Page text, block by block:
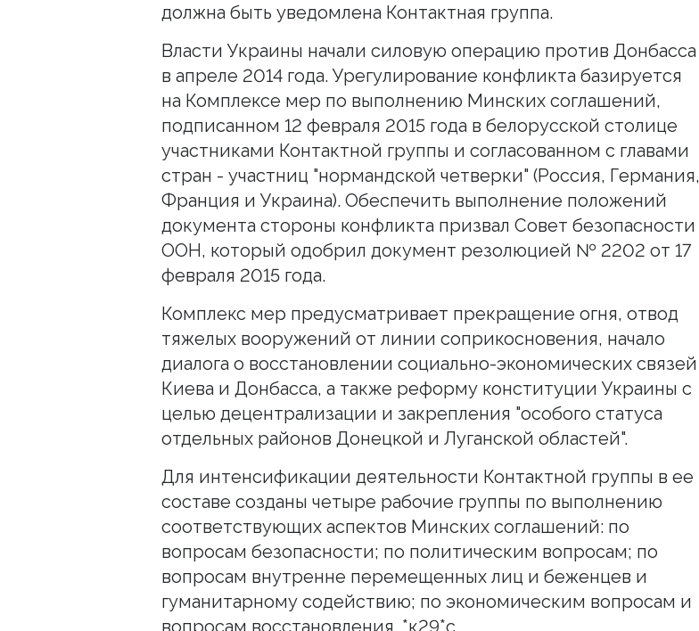
должна быть уведомлена Контактная группа.
Власти Украины начали силовую операцию против Донбасса
в апреле 2014 года. Урегулирование конфликта базируется
на Комплексе мер по выполнению Минских соглашений,
подписанном 12 февраля 2015 года в белорусской столице
участниками Контактной группы и согласованном с главами
стран - участниц "нормандской четверки" (Россия, Германия,
Франция и Украина). Обеспечить выполнение положений
документа стороны конфликта призвал Совет безопасности
ООН, который одобрил документ резолюцией № 2202 от 17
февраля 2015 года.
Комплекс мер предусматривает прекращение огня, отвод
тяжелых вооружений от линии соприкосновения, начало
диалога о восстановлении социально-экономических связей
Киева и Донбасса, а также реформу конституции Украины с
целью децентрализации и закрепления "особого статуса
отдельных районов Донецкой и Луганской областей".
Для интенсификации деятельности Контактной группы в ее
составе созданы четыре рабочие группы по выполнению
соответствующих аспектов Минских соглашений: по
вопросам безопасности; по политическим вопросам; по
вопросам внутренне перемещенных лиц и беженцев и
гуманитарному содействию; по экономическим вопросам и
вопросам восстановления. *к29*с